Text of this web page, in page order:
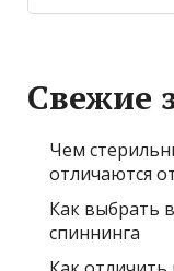
Свежие
Чем
отличаются
Как выбрать
спиннинга